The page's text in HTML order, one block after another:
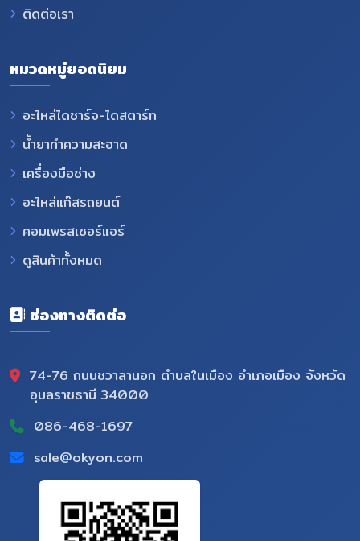
ติดต่อเรา
หมวดหมู่ยอดนิยม
อะไหล่ไดชาร์จ-ไดสตาร์ท
น้ำยาทำความสะอาด
เครื่องมือช่าง
อะไหล่แก๊สรถยนต์
คอมเพรสเซอร์แอร์
ดูสินค้าทั้งหมด
ช่องทางติดต่อ
74-76 ถนนชวาลานอก ตำบลในเมือง อำเภอเมือง จังหวัด
อุบลราชธานี 34000
086-468-1697
sale@okyon.com